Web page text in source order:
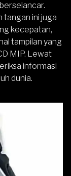
tangan ini juga
kecepatan,
tampilan yang
MIP. Lewat
informasi
dunia.